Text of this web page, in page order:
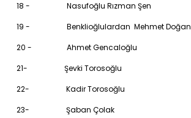
18 - Nasufoğlu Rızman Şen
19 - Benklioğlulardan Mehmet Doğan
20 - Ahmet Gencaloğlu
21- Şevki Torosoğlu
22- Kadir Torosoğlu
23- Şaban Çolak